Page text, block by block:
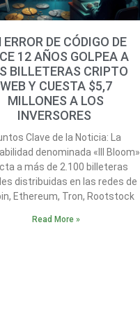
ERROR DE CÓDIGO DE
12 AÑOS GOLPEA A
BILLETERAS CRIPTO
WEB Y CUESTA $5,7
MILLONES A LOS
INVERSORES
Clave de la Noticia: La
denominada «Ill Bloom»
a más de 2.100 billeteras
distribuidas en las redes de
Ethereum, Tron, Rootstock
Read More »